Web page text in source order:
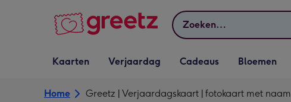
Zoeken
Vervolgkeuzelijst
Kaarten openen
Kaarten
Vervolgkeuzelijst
Verjaardag openen
Verjaardag
Vervolgkeuzelijst
Cadeaus openen
Cadeaus
Vervolgkeuzelijst
Bloemen openen
Bloemen
Home Greetz | Verjaardagskaart | fotokaart met naam